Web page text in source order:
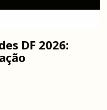
DF 2026: